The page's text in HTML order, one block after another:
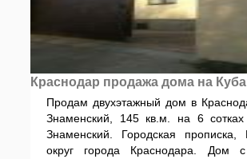
Краснодар продажа дома на
Продам двухэтажный дом в
Знаменский, 145 кв.м. на 6
Знаменский. Городская прописка,
округ города Краснодара. Дом с